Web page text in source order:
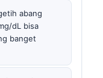
abang
dL bisa
banget